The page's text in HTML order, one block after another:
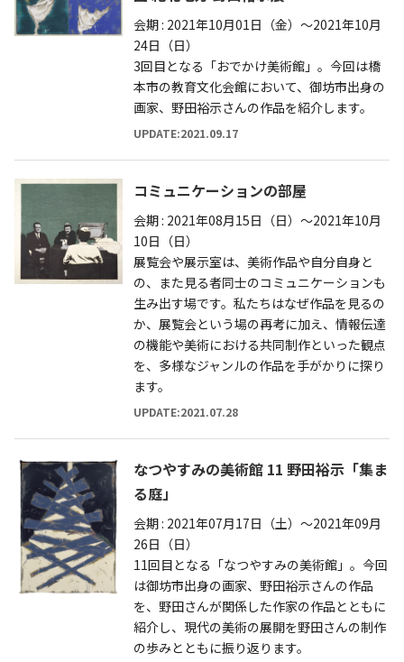
会期 : 2021年10月01日（金）～2021年10月
24日（日）
3回目となる「おでかけ美術館」。今回は橋
本市の教育文化会館において、御坊市出身の
画家、野田裕示さんの作品を紹介します。
UPDATE:2021.09.17
コミュニケーションの部屋
会期 : 2021年08月15日（日）～2021年10月
10日（日）
展覧会や展示室は、美術作品や自分自身と
の、また見る者同士のコミュニケーションも
生み出す場です。私たちはなぜ作品を見るの
か、展覧会という場の再考に加え、情報伝達
の機能や美術における共同制作といった観点
を、多様なジャンルの作品を手がかりに探り
ます。
UPDATE:2021.07.28
なつやすみの美術館 11 野田裕示「集ま
る庭」
会期 : 2021年07月17日（土）～2021年09月
26日（日）
11回目となる「なつやすみの美術館」。今回
は御坊市出身の画家、野田裕示さんの作品
を、野田さんが関係した作家の作品とともに
紹介し、現代の美術の展開を野田さんの制作
の歩みとともに振り返ります。